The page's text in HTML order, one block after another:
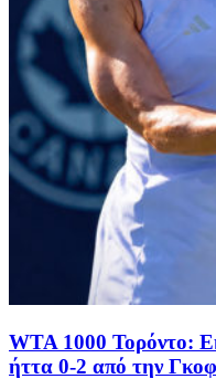
WTA 1000 Τορόντο:
ήττα 0-2 από την Γκοφ